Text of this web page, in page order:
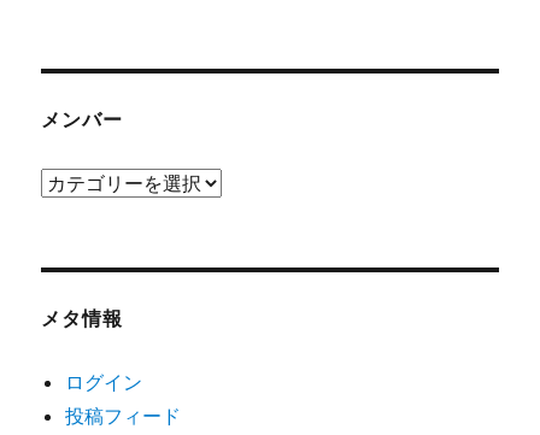
メンバー
メ
メタ情報
ログイン
投稿フィード